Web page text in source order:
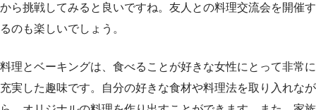
から挑戦してみると良いですね。友人との料理交流会を開催す
るのも楽しいでしょう。
料理とベーキングは、食べることが好きな女性にとって非常に
充実した趣味です。自分の好きな食材や料理法を取り入れなが